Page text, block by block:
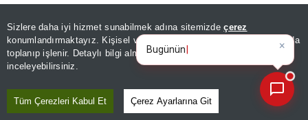
Sizlere daha iyi hizmet sunabilmek adına sitemizdeçerez
konumlandırmaktayız. Kişisel verileriniz, KVKK ve GDPR kapsamında
toplanıp işlenir. Detaylı bilgi almak içinAydınlatma Metnimizi
inceleyebilirsiniz.
Tüm Çerezleri Kabul Et Çerez Ayarlarına Git
bu alanların daha planlı hale gelmesi,
belediyeler ile protokol düzenlenemeyen
alanlarda meydana gelen işgallerin ve bu
işgaller nedeniyle oluşacak tahribatların
önlenmesi amaçlandı.
×
Bugünün öne çıkan manşetleri
ve gelişmeleri nele